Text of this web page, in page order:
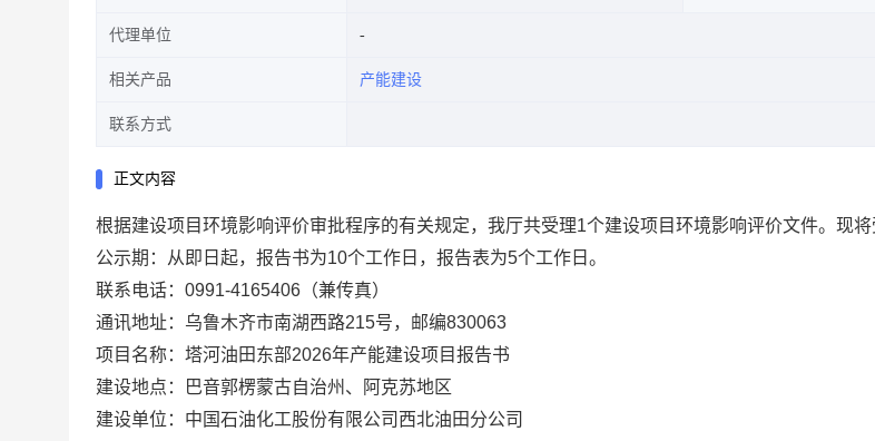
代理单位
相关产品 产能建设
联系方式
正文内容
根据建设项目环境影响评价审批程序的有关规定，我厅共受理1个建设项目环境影响评价文件。现将
公示期：从即日起，报告书为10个工作日，报告表为5个工作日。
联系电话：0991-4165406（兼传真）
通讯地址：乌鲁木齐市南湖西路215号，邮编830063
项目名称：塔河油田东部2026年产能建设项目报告书
建设地点：巴音郭楞蒙古自治州、阿克苏地区
建设单位：中国石油化工股份有限公司西北油田分公司